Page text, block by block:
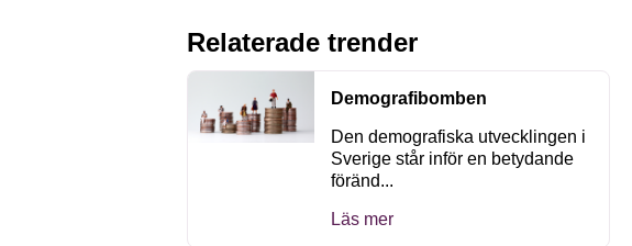
Relaterade trender
Demografibomben
Den demografiska utvecklingen i
Sverige står inför en betydande
föränd...
Läs mer